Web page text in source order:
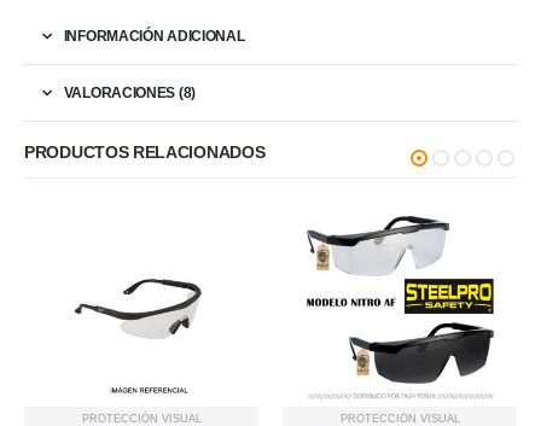
INFORMACIÓN ADICIONAL
VALORACIONES (8)
PRODUCTOS RELACIONADOS
PROTECCIÓN VISUAL PROTECCIÓN VISUAL